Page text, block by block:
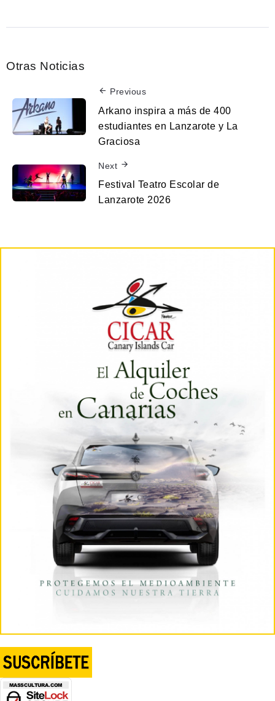
Otras Noticias
Previous
Arkano inspira a más de 400
estudiantes en Lanzarote y La
Graciosa
Next
Festival Teatro Escolar de
Lanzarote 2026